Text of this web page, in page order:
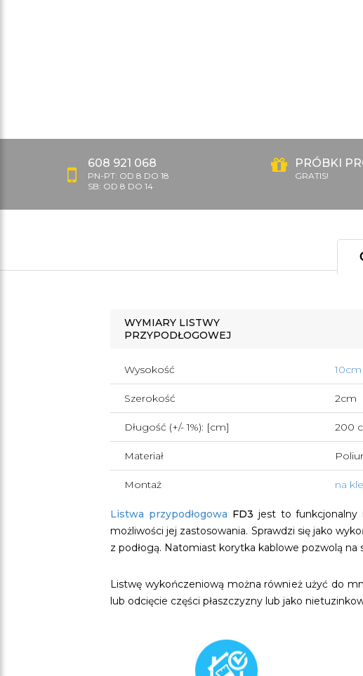
608 921 068
PN-PT: OD 8 DO 18
SB: OD 8 DO 14
PRÓBKI
GRATIS!
WYMIARY LISTWY
PRZYPODŁOGOWEJ
Wysokość 10cm
Szerokość 2cm
Długość (+/- 1%): [cm] 200
Materiał
Montaż na
Listwa przypodłogowa FD3 jest to funkcjonalny
możliwości jej zastosowania. Sprawdzi się jako
z podłogą. Natomiast korytka kablowe pozwolą
Listwę wykończeniową można również użyć do
lub odcięcie części płaszczyzny lub jako